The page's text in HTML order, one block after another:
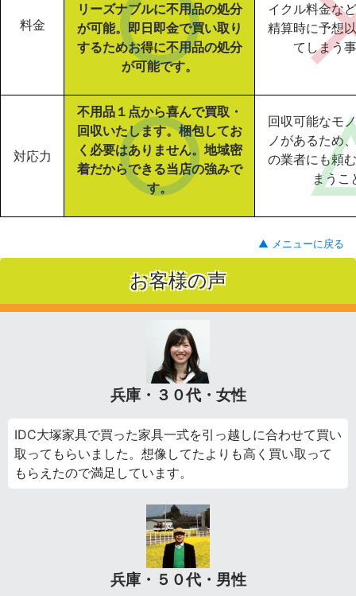
料金
リーズナブルに不用品の処分
が可能。即日即金で買い取り
するためお得に不用品の処分
が可能です。
イクル料金な
精算時に予想
てしまう
対応力
不用品１点から喜んで買取・
回収いたします。梱包してお
く必要はありません。地域密
着だからできる当店の強みで
す。
回収可能なモ
ノがあるため
の業者にも頼
まうこ
▲ メニューに戻る
お客様の声
兵庫・３０代・女性
IDC大塚家具で買った家具一式を引っ越しに合わせて買い
取ってもらいました。想像してたよりも高く買い取って
もらえたので満足しています。
兵庫・５０代・男性